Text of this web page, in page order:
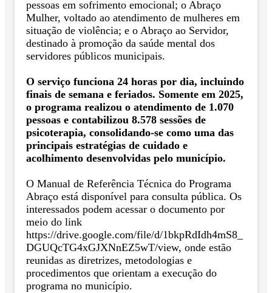
pessoas em sofrimento emocional; o Abraço
Mulher, voltado ao atendimento de mulheres em
situação de violência; e o Abraço ao Servidor,
destinado à promoção da saúde mental dos
servidores públicos municipais.
O serviço funciona 24 horas por dia, incluindo
finais de semana e feriados. Somente em 2025,
o programa realizou o atendimento de 1.070
pessoas e contabilizou 8.578 sessões de
psicoterapia, consolidando-se como uma das
principais estratégias de cuidado e
acolhimento desenvolvidas pelo município.
O Manual de Referência Técnica do Programa
Abraço está disponível para consulta pública. Os
interessados podem acessar o documento por
meio do link
https://drive.google.com/file/d/1bkpRdIdh4mS8_
DGUQcTG4xGJXNnEZ5wT/view, onde estão
reunidas as diretrizes, metodologias e
procedimentos que orientam a execução do
programa no município.